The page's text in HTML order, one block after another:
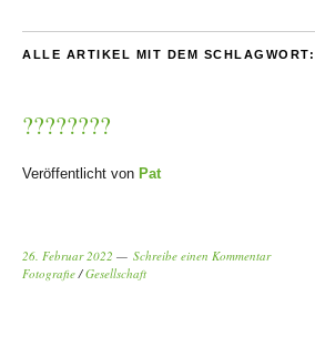
ALLE ARTIKEL MIT DEM SCHLAGWORT:
????????
Veröffentlicht von Pat
26. Februar 2022
Schreibe einen Kommentar
Fotografie /Gesellschaft